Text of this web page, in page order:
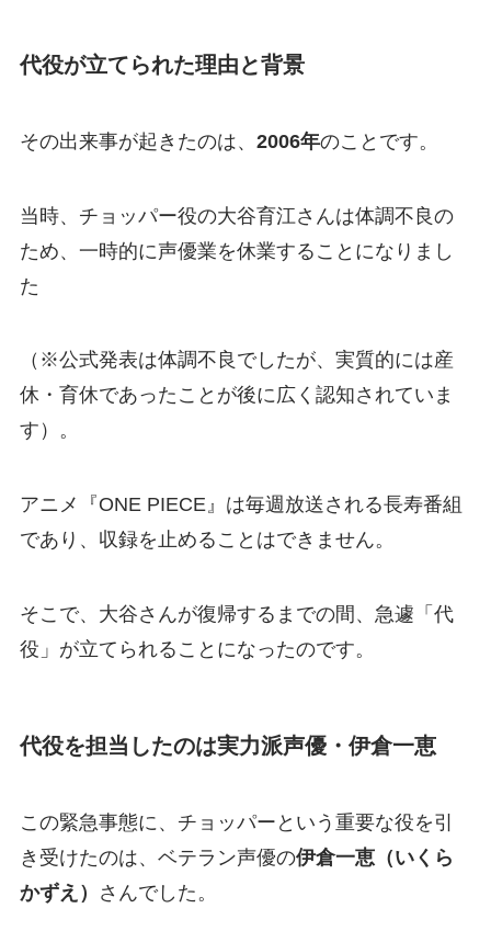
代役が立てられた理由と背景
その出来事が起きたのは、 2006年のことです。
当時、チョッパー役の大谷育江さんは体調不良の
ため、一時的に声優業を休業することになりまし
た
（※公式発表は体調不良でしたが、実質的には産
休・育休であったことが後に広く認知されていま
す）。
アニメ『ONE PIECE』は毎週放送される長寿番組
であり、収録を止めることはできません。
そこで、大谷さんが復帰するまでの間、急遽「代
役」が立てられることになったのです。
代役を担当したのは実力派声優・伊倉一恵
この緊急事態に、チョッパーという重要な役を引
き受けたのは、ベテラン声優の伊倉一恵（いくら
かずえ）
さんでした。